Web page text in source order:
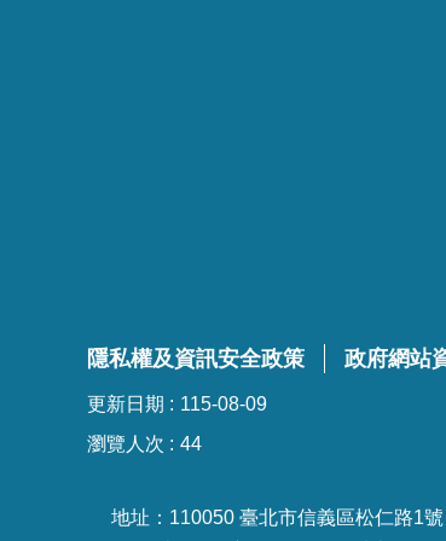
隱私權及資訊安全政策 政府網站
更新日期
115-08-09
瀏覽人次
44
地址：110050 臺北市信義區松仁路1號